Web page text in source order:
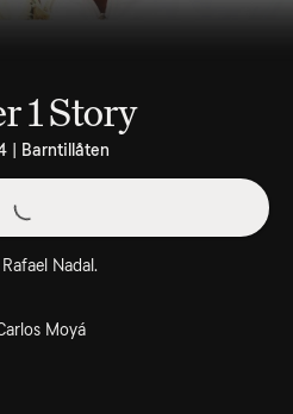
1 Story
| Barntillåten
Nadal.
Moyá